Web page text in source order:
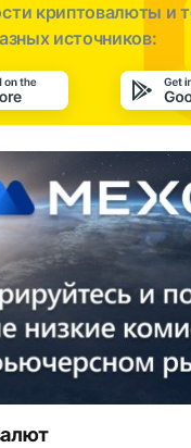
криптовалюты и
источников: